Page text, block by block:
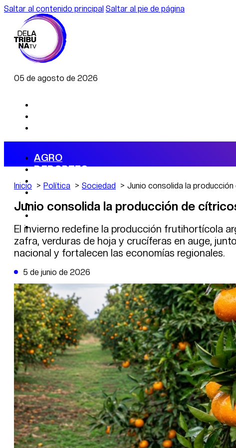
Saltar al contenido principal Saltar al pie de página
05 de agosto de 2026
AGRO
DEPORTES
ECONOMÍA
POLÍTICA
CAMBIO CLIMÁTICO
DE LA TRIBUNA TV
Inicio Política Sociedad Junio consolida la
Junio consolida la producción de
El invierno redefine la producción frutihortícola
zafra, verduras de hoja y crucíferas en auge,
nacional y fortalecen las economías regionales.
5 de junio de 2026